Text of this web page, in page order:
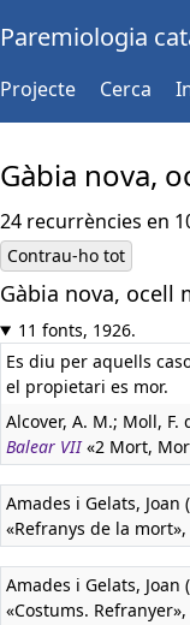
Paremiologia
Projecte Cerca
Gàbia nova,
24 recurrències en
Contrau-ho tot
Gàbia nova, ocell
11 fonts, 1926.
Es diu per aquells
el propietari es mor.
Alcover, A. M.; Moll, F.
Balear VII«2 Mort,
Amades i Gelats, Joan
«Refranys de la
Amades i Gelats, Joan
«Costums.